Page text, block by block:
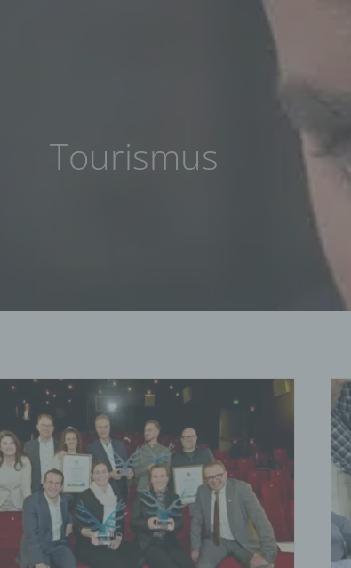
Tourismus
Künstliche Intelligenz im Tourismus I
Wirtschaftspreis 2025